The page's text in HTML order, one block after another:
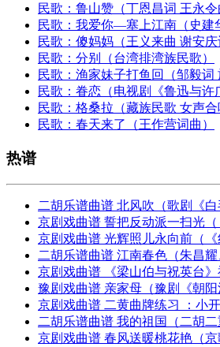
民歌：鲁山赞（丁恩昌词 王永令
民歌：我爱你—塞上江南（史建
民歌：傻妈妈（王义来曲 谢安庆
民歌：分别（台湾排湾族民歌）
民歌：渔家妹子打鱼回（邹毅词
民歌：眷恋（电视剧《鲁迅与许
民歌：格桑拉（藏族民歌 女声合
民歌：春天来了（王作营词曲）
热谱
二胡乐谱曲谱 北风吹（歌剧《白
京剧戏曲谱 誓把反动派一扫光
京剧戏曲谱 光辉照儿永向前（
二胡乐谱曲谱 江南春色（朱昌耀
京剧戏曲谱 《梁山伯与祝英台
豫剧戏曲谱 亲家母（豫剧《朝
京剧戏曲谱 二黄曲牌练习 ：小
二胡乐谱曲谱 我的祖国（二胡
京剧戏曲谱 春风送暖桃花艳（京